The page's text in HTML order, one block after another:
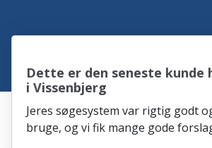
Dette er den seneste kunde
i Vissenbjerg
Jeres søgesystem var rigtig godt
bruge, og vi fik mange gode